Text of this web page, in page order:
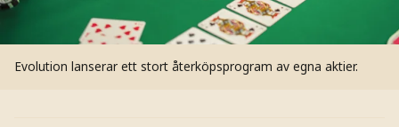
Evolution lanserar ett stort återköpsprogram av egna aktier.